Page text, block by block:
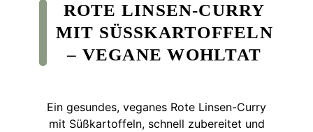
ROTE LINSEN-CURRY
MIT SÜSSKARTOFFELN –
VEGANE WOHLTAT
Ein gesundes, veganes Rote Linsen-Curry
mit Süßkartoffeln, schnell zubereitet und